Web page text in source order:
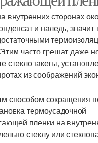
внутренних сторонах
и наледь, значит
часто грешат даже
стеклопакеты,
из соображений
способом сокращения
термоусадочной
пленки на
стеклу или